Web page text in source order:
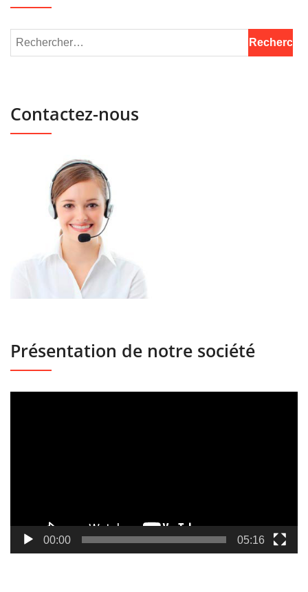
Contactez-nous
Présentation de notre société
00:00 05:16